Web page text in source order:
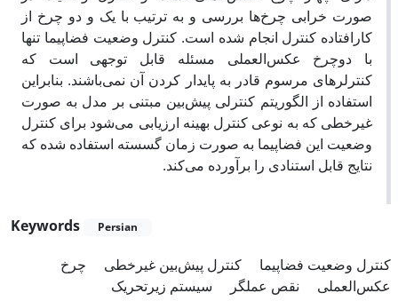
صورت خرابی چرخ‌ها بررسی و به ترتیب با یک و دو چرخ از
کارافتاده کنترل انجام شده است. کنترل وضعیت فضاپیما تنها
با دوچرخ عکس‌العملی مسئله قابل توجهی است که
کنترلرهای مرسوم قادر به پایدار کردن آن نمی‌باشند. بنابراین
استفاده از الگوریتم کنترلی پیش‌بین مبتنی بر مدل به صورت
غیرخطی که به نوعی کنترل بهینه ارزیابی می‌شود برای کنترل
وضعیت این فضاپیما به صورت زمان گسسته استفاده شده که
نتایج قابل استنادی را برآورده می‌کند.
Keywords Persian
کنترل وضعیت فضاپیما کنترل پیش‌بین غیرخطی
چرخ
عکس‌العملی
نقص عملگر
سیستم زیرتحریک